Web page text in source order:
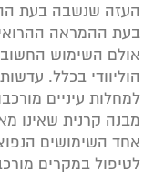
העזה שנשבה בעת
בעת ההמראה
אולם השימוש
הוליוודי בכלל.
למחלות עיניים
מבנה קרנית שאינו
אחד השימושים
לטיפול במקרים